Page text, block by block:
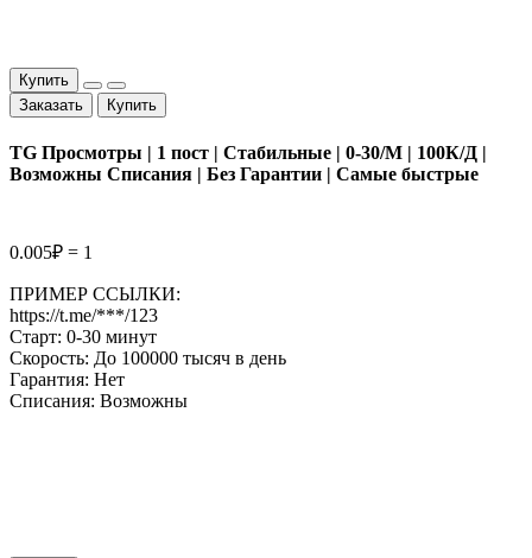
Купить
Заказать
Купить
TG Просмотры | 1 пост | Стабильные | 0-30/М | 100К/Д |
Возможны Списания | Без Гарантии | Самые быстрые
0.005₽ = 1
ПРИМЕР ССЫЛКИ:
https://t.me/***/123
Старт: 0-30 минут
Скорость: До 100000 тысяч в день
Гарантия: Нет
Cписания: Возможны